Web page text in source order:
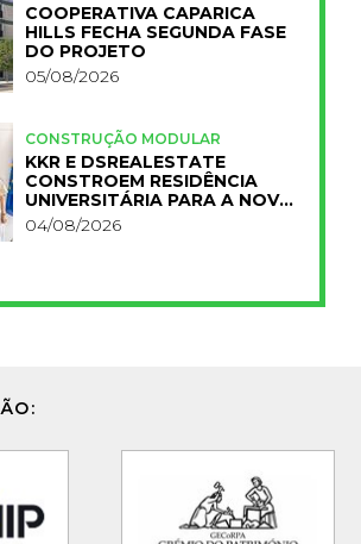
COOPERATIVA CAPARICA
HILLS FECHA SEGUNDA FASE
DO PROJETO
05/08/2026
CONSTRUÇÃO MODULAR
KKR E DSREALESTATE
CONSTROEM RESIDÊNCIA
UNIVERSITÁRIA PARA A NOVA
FCT
04/08/2026